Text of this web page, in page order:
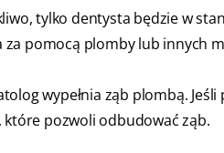
tylko dentysta będzie w
pomocą plomby lub innych
wypełnia ząb plombą. Jeśli
pozwoli odbudować ząb.